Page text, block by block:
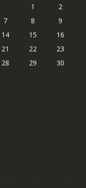
1
2
7 8
9
14 15
16
21 22
23
28 29
30